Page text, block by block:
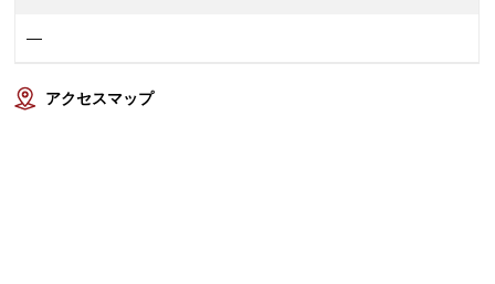
—
アクセスマップ